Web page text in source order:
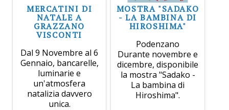
MERCATINI DI
NATALE A
GRAZZANO
VISCONTI
Dal 9 Novembre al 6
Gennaio, bancarelle,
luminarie e
un'atmosfera
natalizia davvero
unica.
MOSTRA "SADAKO
- LA BAMBINA DI
HIROSHIMA"
Podenzano
Durante novembre e
dicembre, disponibile
la mostra "Sadako -
La bambina di
Hiroshima".